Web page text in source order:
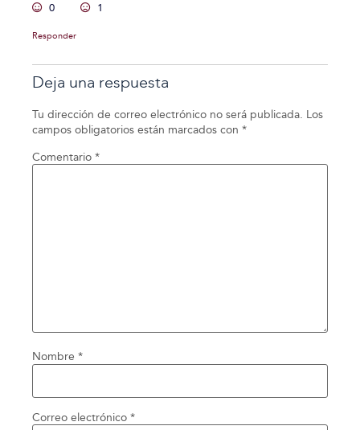
0 1
Responder
Deja una respuesta
Tu dirección de correo electrónico no será publicada. Los
campos obligatorios están marcados con *
Comentario *
Nombre *
Correo electrónico *